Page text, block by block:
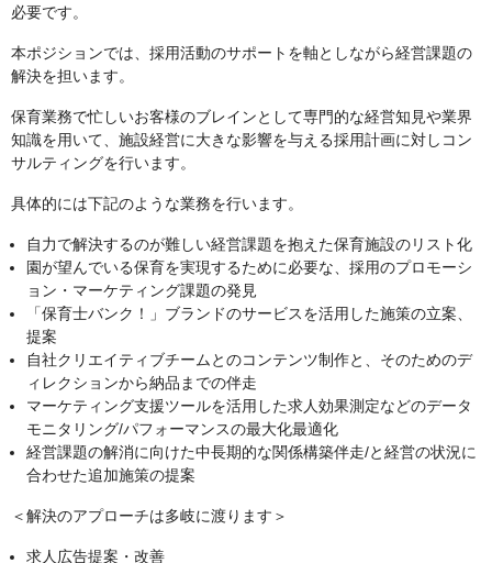
必要です。
本ポジションでは、採用活動のサポートを軸としながら経営課題の
解決を担います。
保育業務で忙しいお客様のブレインとして専門的な経営知見や業界
知識を用いて、施設経営に大きな影響を与える採用計画に対しコン
サルティングを行います。
具体的には下記のような業務を行います。
自力で解決するのが難しい経営課題を抱えた保育施設のリスト化
園が望んでいる保育を実現するために必要な、採用のプロモーシ
ョン・マーケティング課題の発見
「保育士バンク！」ブランドのサービスを活用した施策の立案、
提案
自社クリエイティブチームとのコンテンツ制作と、そのためのデ
ィレクションから納品までの伴走
マーケティング支援ツールを活用した求人効果測定などのデータ
モニタリング/パフォーマンスの最大化最適化
経営課題の解消に向けた中長期的な関係構築伴走/と経営の状況に
合わせた追加施策の提案
＜解決のアプローチは多岐に渡ります＞
求人広告提案・改善